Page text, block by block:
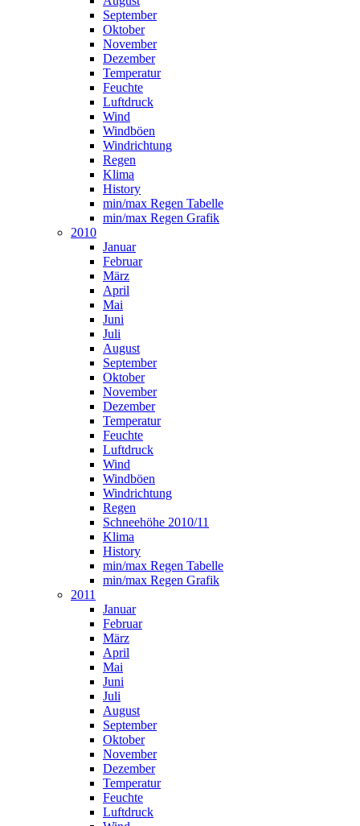
September
Oktober
November
Dezember
Temperatur
Feuchte
Luftdruck
Wind
Windböen
Windrichtung
Regen
Klima
History
min/max Regen Tabelle
min/max Regen Grafik
2010
Januar
Februar
März
April
Mai
Juni
Juli
August
September
Oktober
November
Dezember
Temperatur
Feuchte
Luftdruck
Wind
Windböen
Windrichtung
Regen
Schneehöhe 2010/11
Klima
History
min/max Regen Tabelle
min/max Regen Grafik
2011
Januar
Februar
März
April
Mai
Juni
Juli
August
September
Oktober
November
Dezember
Temperatur
Feuchte
Luftdruck